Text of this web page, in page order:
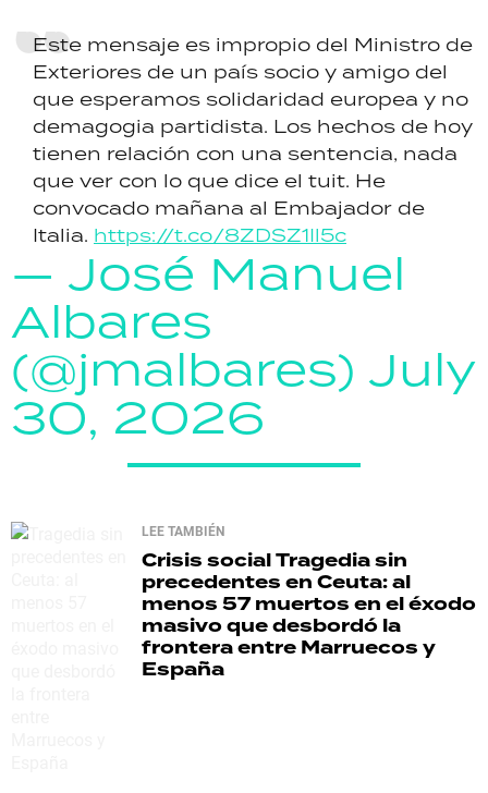
Este mensaje es impropio del Ministro de
Exteriores de un país socio y amigo del
que esperamos solidaridad europea y no
demagogia partidista. Los hechos de hoy
tienen relación con una sentencia, nada
que ver con lo que dice el tuit. He
convocado mañana al Embajador de
Italia. https://t.co/8ZDSZ1Il5c
— José Manuel
Albares
(@jmalbares) July
30, 2026
LEE TAMBIÉN
Crisis socialTragedia sin
precedentes en Ceuta: al
menos 57 muertos en el éxodo
masivo que desbordó la
frontera entre Marruecos y
España